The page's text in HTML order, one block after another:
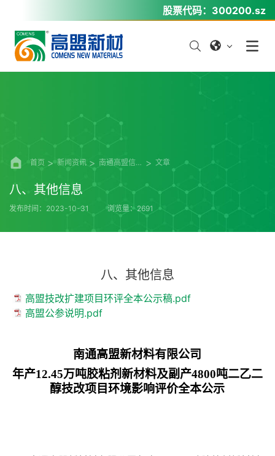
股票代码： 300200.sz
首页 新闻资讯 南通高盟信息公开 文章
八、其他信息
发布时间：2023-10-31 浏览量：2691
八、其他信息
高盟技改扩建项目环评全本公示稿.pdf
高盟公参说明.pdf
南通高盟新材料有限公司
年产12.45万吨胶粘剂新材料及副产4800吨二乙二
醇技改项目环境影响评价全本公示